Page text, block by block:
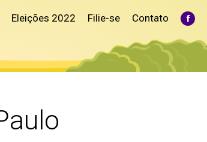
Eleições 2022 Filie-se Contato